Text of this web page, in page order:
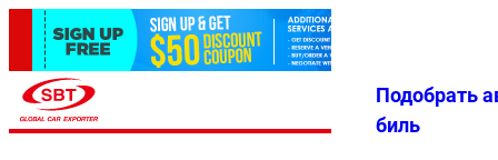
Избранн
Меню
Подобрать
биль